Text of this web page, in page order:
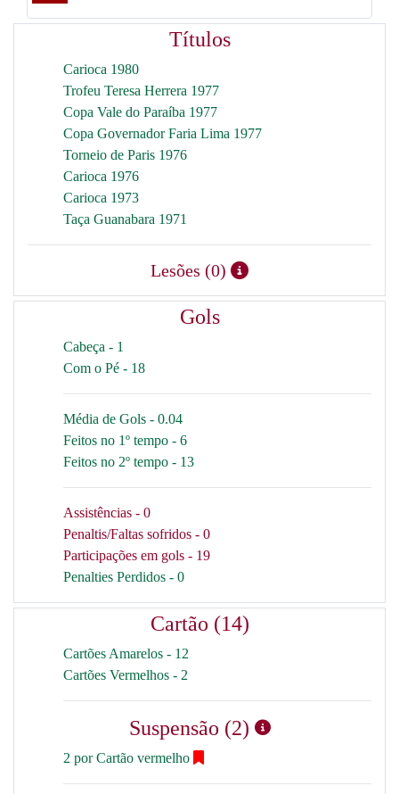
Títulos
Carioca 1980
Trofeu Teresa Herrera 1977
Copa Vale do Paraíba 1977
Copa Governador Faria Lima 1977
Torneio de Paris 1976
Carioca 1976
Carioca 1973
Taça Guanabara 1971
Lesões (0)
Gols
Cabeça - 1
Com o Pé - 18
Média de Gols - 0.04
Feitos no 1º tempo - 6
Feitos no 2º tempo - 13
Assistências - 0
Penaltis/Faltas sofridos - 0
Participações em gols - 19
Penalties Perdidos - 0
Cartão (14)
Cartões Amarelos - 12
Cartões Vermelhos - 2
Suspensão (2)
2 por Cartão vermelho